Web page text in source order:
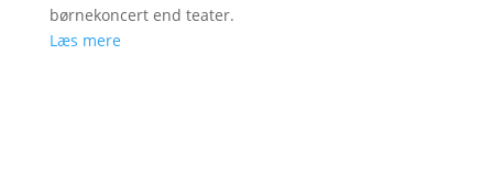
børnekoncert end teater.
Læs mere